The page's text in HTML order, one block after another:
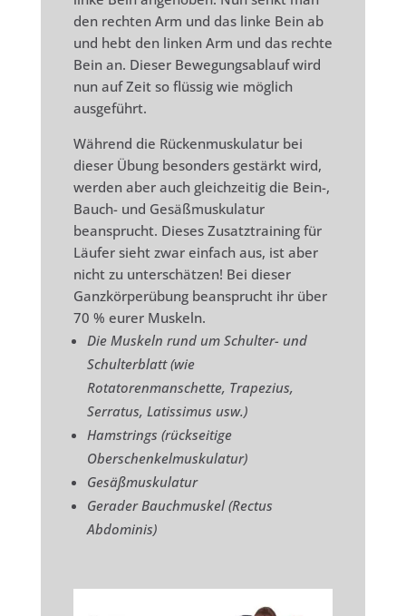
den rechten Arm und das linke Bein ab
und hebt den linken Arm und das rechte
Bein an. Dieser Bewegungsablauf wird
nun auf Zeit so flüssig wie möglich
ausgeführt.
Während die Rückenmuskulatur bei
dieser Übung besonders gestärkt wird,
werden aber auch gleichzeitig die Bein-,
Bauch- und Gesäßmuskulatur
beansprucht. Dieses Zusatztraining für
Läufer sieht zwar einfach aus, ist aber
nicht zu unterschätzen! Bei dieser
Ganzkörperübung beansprucht ihr über
70 % eurer Muskeln.
Die Muskeln rund um Schulter- und
Schulterblatt (wie
Rotatorenmanschette, Trapezius,
Serratus, Latissimus usw.)
Hamstrings (rückseitige
Oberschenkelmuskulatur)
Gesäßmuskulatur
Gerader Bauchmuskel (Rectus
Abdominis)